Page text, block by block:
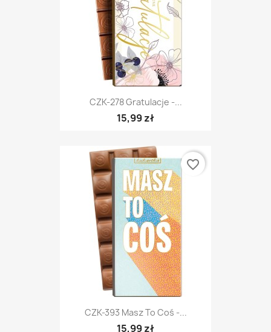
CZK-278 Gratulacje -...
15,99 zł
CZK-393 Masz To Coś -...
15,99 zł
favorite_border